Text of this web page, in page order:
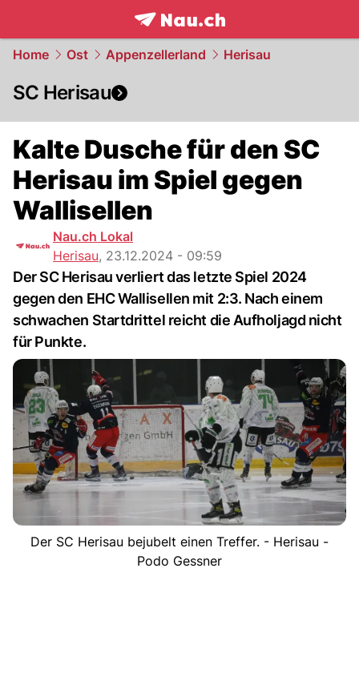
frontpage.NAU.ch
Home Ost Appenzellerland Herisau
SC Herisau
Kalte Dusche für den SC
Herisau im Spiel gegen
Wallisellen
Nau.ch Lokal
Herisau, 23.12.2024 - 09:59
Der SC Herisau verliert das letzte Spiel 2024
gegen den EHC Wallisellen mit 2:3. Nach einem
schwachen Startdrittel reicht die Aufholjagd nicht
für Punkte.
Der SC Herisau bejubelt einen Treffer. - Herisau -
Podo Gessner